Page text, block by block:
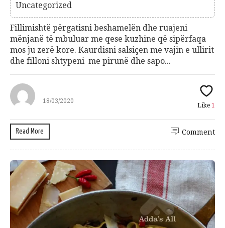
Uncategorized
Fillimishtë përgatisni beshamelën dhe ruajeni
mënjanë të mbuluar me qese kuzhine që sipërfaqa
mos ju zerë kore. Kaurdisni salsiçen me vajin e ullirit
dhe filloni shtypeni me pirunë dhe sapo...
18/03/2020
Like 1
Read More Comment